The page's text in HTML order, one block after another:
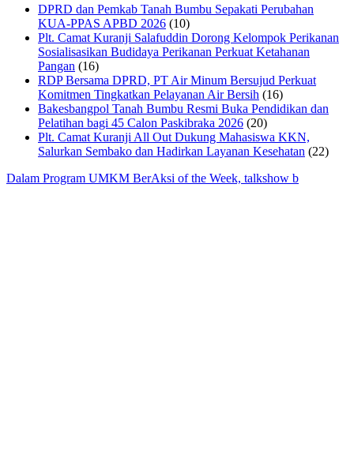
DPRD dan Pemkab Tanah Bumbu Sepakati Perubahan
KUA-PPAS APBD 2026 (10)
Plt. Camat Kuranji Salafuddin Dorong Kelompok Perikanan
Sosialisasikan Budidaya Perikanan Perkuat Ketahanan
Pangan (16)
RDP Bersama DPRD, PT Air Minum Bersujud Perkuat
Komitmen Tingkatkan Pelayanan Air Bersih (16)
Bakesbangpol Tanah Bumbu Resmi Buka Pendidikan dan
Pelatihan bagi 45 Calon Paskibraka 2026 (20)
Plt. Camat Kuranji All Out Dukung Mahasiswa KKN,
Salurkan Sembako dan Hadirkan Layanan Kesehatan (22)
Dalam Program UMKM BerAksi of the Week, talkshow b